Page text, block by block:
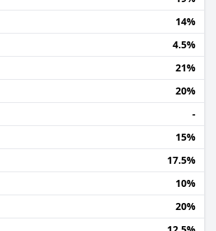
14%
4.5%
21%
20%
-
15%
17.5%
10%
20%